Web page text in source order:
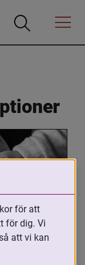
Öppna
Öppna
Menyn
för att
för dig. Vi
att vi kan